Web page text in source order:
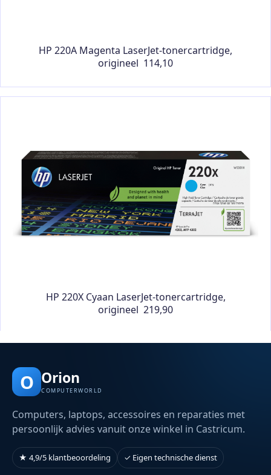
HP 220A Magenta LaserJet-tonercartridge,
origineel 114,10
HP 220X Cyaan LaserJet-tonercartridge,
origineel 219,90
O Orion
COMPUTERWORLD
Computers, laptops, accessoires en reparaties met
persoonlijk advies vanuit onze winkel in Castricum.
★ 4,9/5 klantbeoordeling ✓ Eigen technische dienst